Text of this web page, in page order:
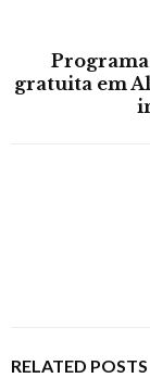
gratuita em
RELATED POSTS